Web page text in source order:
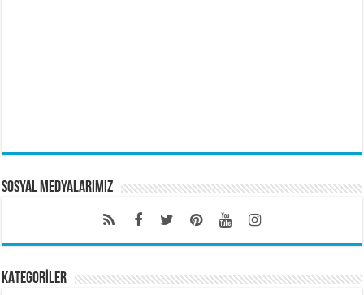
Sosyal Medyalarımız
KATEGORİLER